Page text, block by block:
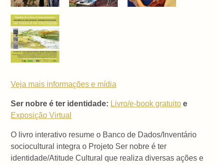
Veja mais informações e mídia
Ser nobre é ter identidade: Livro/e-book gratuito e
Exposição Virtual
O livro interativo resume o Banco de Dados/Inventário
sociocultural integra o Projeto Ser nobre é ter
identidade/Atitude Cultural que realiza diversas ações e